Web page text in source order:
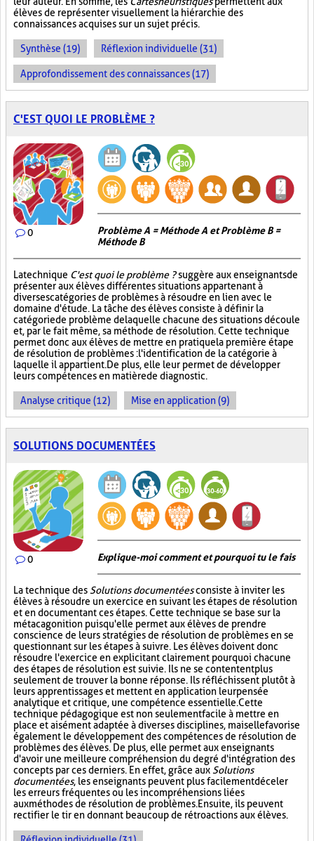
élèves de représenter visuellement la hiérarchie des
connaissances acquises sur un sujet précis.
Synthèse (19) Réflexion individuelle (31)
Approfondissement des connaissances (17)
C'EST QUOI LE PROBLÈME ?
0
Problème A = Méthode A et Problème B =
Méthode B
La technique C'est quoi le problème ?suggère aux enseignants de
présenter aux élèves différentes situations appartenant à
diverses catégories de problèmes à résoudre en lien avec le
domaine d'étude. La tâche des élèves consiste à définir la
catégorie de problème de laquelle chacune des situations découle
et, par le fait même, sa méthode de résolution. Cette technique
permet donc aux élèves de mettre en pratique la première étape
de résolution de problèmes : l'identification de la catégorie à
laquelle il appartient. De plus, elle leur permet de développer
leurs compétences en matière de diagnostic.
Analyse critique (12) Mise en application (9)
SOLUTIONS DOCUMENTÉES
0 Explique-moi comment et pourquoi tu le fais
La technique des Solutions documentéesconsiste à inviter les
élèves à résoudre un exercice en suivant les étapes de résolution
et en documentant ces étapes. Cette technique se base sur la
métacagonition puisqu'elle permet aux élèves de prendre
conscience de leurs stratégies de résolution de problèmes en se
questionnant sur les étapes à suivre. Les élèves doivent donc
résoudre l'exercice en explicitant clairement pourquoi chacune
des étapes de résolution est suivie. Ils ne se contentent plus
seulement de trouver la bonne réponse. Ils réfléchissent plutôt à
leurs apprentissages et mettent en application leur pensée
analytique et critique, une compétence essentielle. Cette
technique pédagogique est non seulement facile à mettre en
place et aisément adaptée à diverses disciplines, mais elle favorise
également le développement des compétences de résolution de
problèmes des élèves. De plus, elle permet aux enseignants
d'avoir une meilleure compréhension du degré d'intégration des
concepts par ces derniers. En effet, grâce aux Solutions
documentées, les enseignants peuvent plus facilement déceler
les erreurs fréquentes ou les incompréhensions liées
aux méthodes de résolution de problèmes. Ensuite, ils peuvent
rectifier le tir en donnant beaucoup de rétroactions aux élèves.